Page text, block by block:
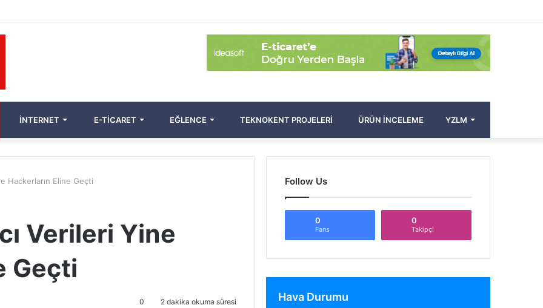
yap
...
Bölmesi
Makale
Ol
İNTERNET E-TICARET EĞLENCE TEKNOKENT PROJELERI ÜRÜN İNCELEME YZLM
Hackerların Eline Geçti
Verileri Yine
Geçti
0 2 dakika okuma süresi
Follow Us
0
Fans
0
Takipçi
Hava Durumu